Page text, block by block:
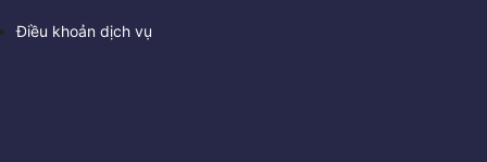
Điều khoản dịch vụ